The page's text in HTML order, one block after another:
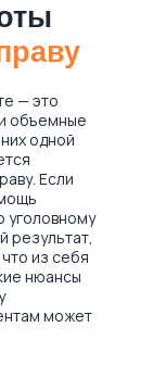
— это
объемные
одной
Если
уголовному
результат,
из себя
нюансы
может